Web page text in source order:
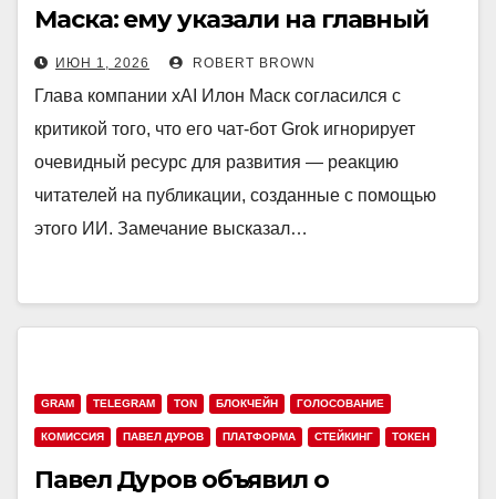
Маска: ему указали на главный
изъян Grok
ИЮН 1, 2026 ROBERT BROWN
Глава компании xAI Илон Маск согласился с
критикой того, что его чат-бот Grok игнорирует
очевидный ресурс для развития — реакцию
читателей на публикации, созданные с помощью
этого ИИ. Замечание высказал…
GRAM TELEGRAM TON БЛОКЧЕЙН ГОЛОСОВАНИЕ
КОМИССИЯ ПАВЕЛ ДУРОВ ПЛАТФОРМА СТЕЙКИНГ ТОКЕН
Павел Дуров объявил о